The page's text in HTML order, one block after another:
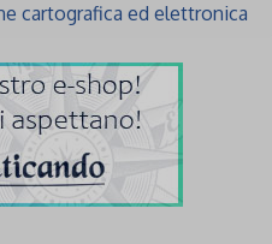
cartografica ed elettronica